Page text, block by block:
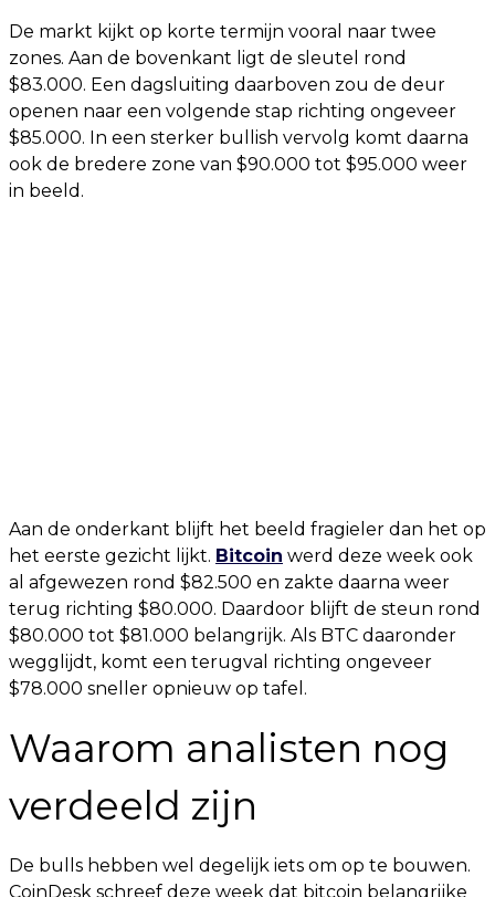
De markt kijkt op korte termijn vooral naar twee
zones. Aan de bovenkant ligt de sleutel rond
$83.000. Een dagsluiting daarboven zou de deur
openen naar een volgende stap richting ongeveer
$85.000. In een sterker bullish vervolg komt daarna
ook de bredere zone van $90.000 tot $95.000 weer
in beeld.
Aan de onderkant blijft het beeld fragieler dan het op
het eerste gezicht lijkt. Bitcoin werd deze week ook
al afgewezen rond $82.500 en zakte daarna weer
terug richting $80.000. Daardoor blijft de steun rond
$80.000 tot $81.000 belangrijk. Als BTC daaronder
wegglijdt, komt een terugval richting ongeveer
$78.000 sneller opnieuw op tafel.
Waarom analisten nog
verdeeld zijn
De bulls hebben wel degelijk iets om op te bouwen.
CoinDesk schreef deze week dat bitcoin belangrijke